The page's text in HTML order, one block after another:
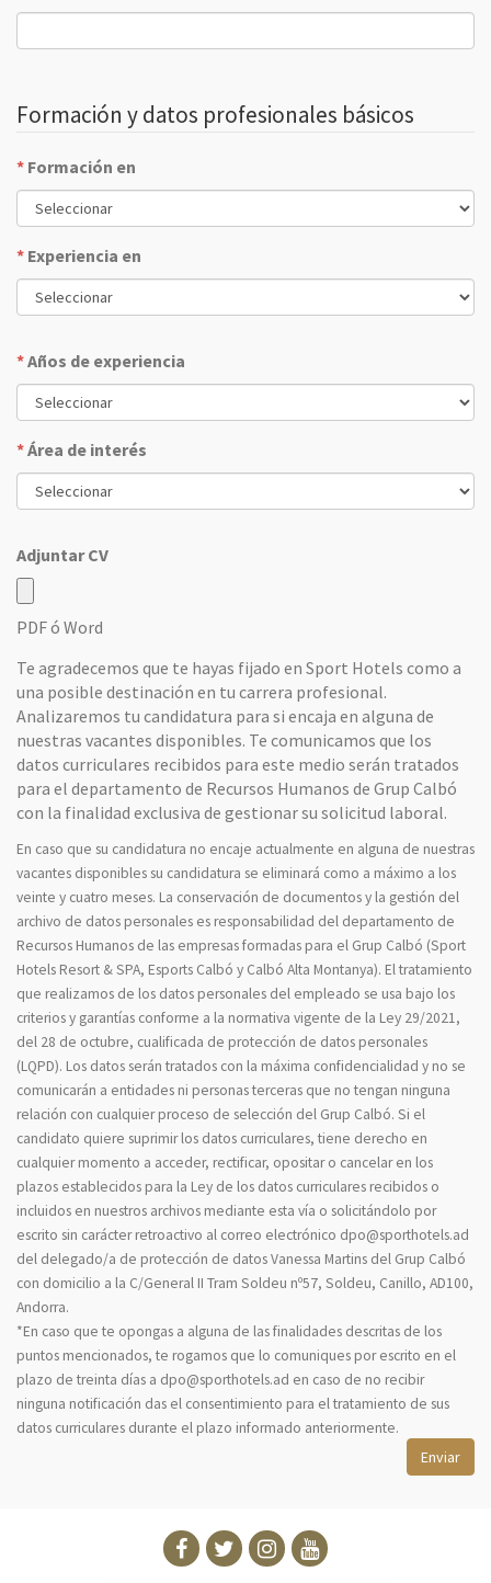
Formación y datos profesionales básicos
* Formación en
* Experiencia en
*Años de experiencia
*Área de interés
Adjuntar CV
PDF ó Word
Te agradecemos que te hayas fijado en Sport Hotels como a
una posible destinación en tu carrera profesional.
Analizaremos tu candidatura para si encaja en alguna de
nuestras vacantes disponibles. Te comunicamos que los
datos curriculares recibidos para este medio serán tratados
para el departamento de Recursos Humanos de Grup Calbó
con la finalidad exclusiva de gestionar su solicitud laboral.
En caso que su candidatura no encaje actualmente en alguna de nuestras
vacantes disponibles su candidatura se eliminará como a máximo a los
veinte y cuatro meses. La conservación de documentos y la gestión del
archivo de datos personales es responsabilidad del departamento de
Recursos Humanos de las empresas formadas para el Grup Calbó (Sport
Hotels Resort & SPA, Esports Calbó y Calbó Alta Montanya). El tratamiento
que realizamos de los datos personales del empleado se usa bajo los
criterios y garantías conforme a la normativa vigente de la Ley 29/2021,
del 28 de octubre, cualificada de protección de datos personales
(LQPD). Los datos serán tratados con la máxima confidencialidad y no se
comunicarán a entidades ni personas terceras que no tengan ninguna
relación con cualquier proceso de selección del Grup Calbó. Si el
candidato quiere suprimir los datos curriculares, tiene derecho en
cualquier momento a acceder, rectificar, opositar o cancelar en los
plazos establecidos para la Ley de los datos curriculares recibidos o
incluidos en nuestros archivos mediante esta vía o solicitándolo por
escrito sin carácter retroactivo al correo electrónico dpo@sporthotels.ad
del delegado/a de protección de datos Vanessa Martins del Grup Calbó
con domicilio a la C/General II Tram Soldeu nº57, Soldeu, Canillo, AD100,
Andorra.
*En caso que te opongas a alguna de las finalidades descritas de los
puntos mencionados, te rogamos que lo comuniques por escrito en el
plazo de treinta días a dpo@sporthotels.ad en caso de no recibir
ninguna notificación das el consentimiento para el tratamiento de sus
datos curriculares durante el plazo informado anteriormente.
Enviar